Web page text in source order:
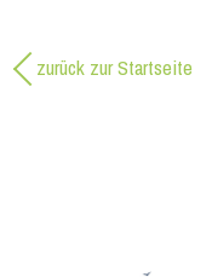
zurück zur Startseite